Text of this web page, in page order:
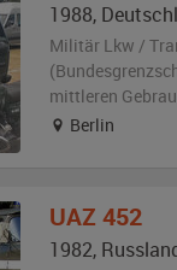
1988,
Militär Lkw /
mittleren
Berlin
UAZ 452
1982,